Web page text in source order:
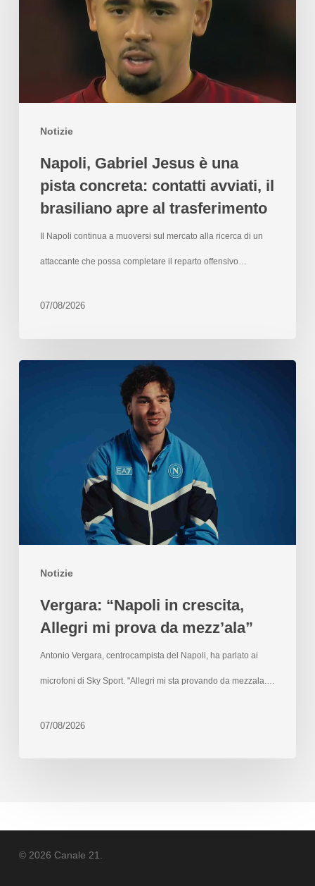
Notizie
Napoli, Gabriel Jesus è una
pista concreta: contatti avviati, il
brasiliano apre al trasferimento
Il Napoli continua a muoversi sul mercato alla ricerca di un
attaccante che possa completare il reparto offensivo…
07/08/2026
Notizie
Vergara: “Napoli in crescita,
Allegri mi prova da mezz’ala”
Antonio Vergara, centrocampista del Napoli, ha parlato ai
microfoni di Sky Sport. "Allegri mi sta provando da mezzala.…
07/08/2026
© 2026 Canale 21.